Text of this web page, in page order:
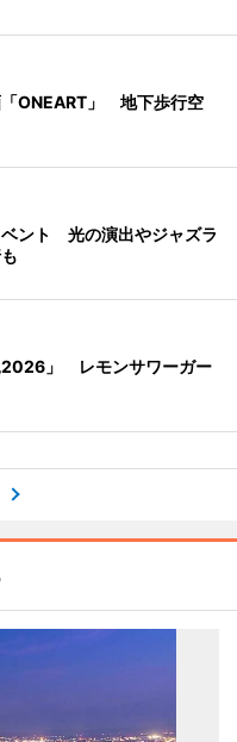
ONEART」 地下歩行空
ント 光の演出やジャズラ
2026」 レモンサワーガー